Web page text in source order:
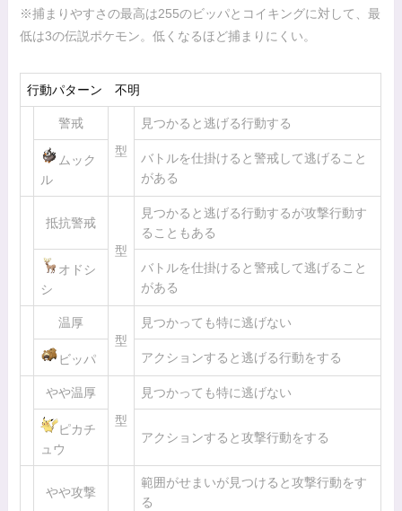
※捕まりやすさの最高は255のビッパとコイキングに対して、最
低は3の伝説ポケモン。低くなるほど捕まりにくい。
行動パターン 不明
警戒
型
見つかると逃げる行動する
ムック
ル
バトルを仕掛けると警戒して逃げること
がある
抵抗警戒
型
見つかると逃げる行動するが攻撃行動す
ることもある
オドシ
シ
バトルを仕掛けると警戒して逃げること
がある
温厚
型
見つかっても特に逃げない
ビッパ アクションすると逃げる行動をする
やや温厚
型
見つかっても特に逃げない
ピカチ
ュウ
アクションすると攻撃行動をする
やや攻撃
範囲がせまいが見つけると攻撃行動をす
る